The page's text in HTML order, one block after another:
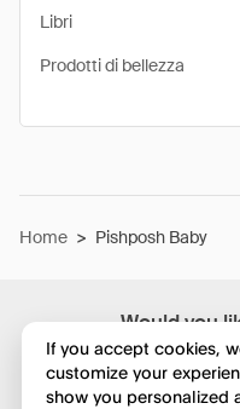
Would you
Libri
Prodotti di bellezza
Home > Pishposh Baby
If you accept cookies,
customize your
show you personalized